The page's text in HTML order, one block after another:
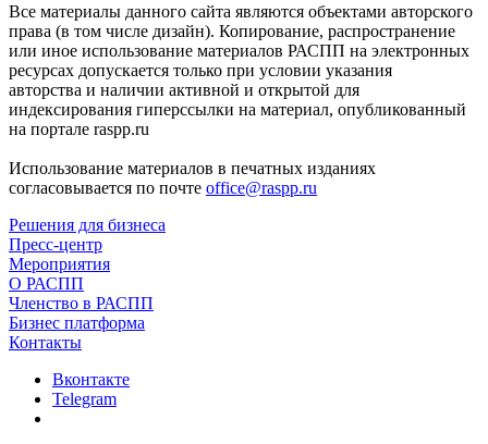
Все материалы данного сайта являются объектами авторского
права (в том числе дизайн). Копирование, распространение
или иное использование материалов РАСПП на электронных
ресурсах допускается только при условии указания
авторства и наличии активной и открытой для
индексирования гиперссылки на материал, опубликованный
на портале raspp.ru
Использование материалов в печатных изданиях
согласовывается по почте office@raspp.ru
Решения для бизнеса
Пресс-центр
Мероприятия
О РАСПП
Членство в РАСПП
Бизнес платформа
Контакты
Вконтакте
Telegram